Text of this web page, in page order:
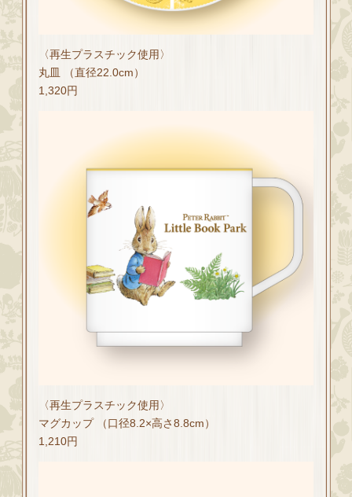
〈再生プラスチック使用〉
丸皿 （直径22.0cm）
1,320円
〈再生プラスチック使用〉
マグカップ （口径8.2×高さ8.8cm）
1,210円